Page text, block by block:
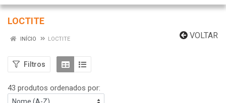
LOCTITE
VOLTAR
INÍCIO LOCTITE
Filtros
43 produtos ordenados por: